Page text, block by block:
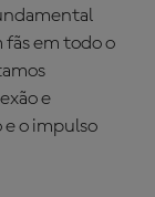
fãs em todo o
e
o impulso